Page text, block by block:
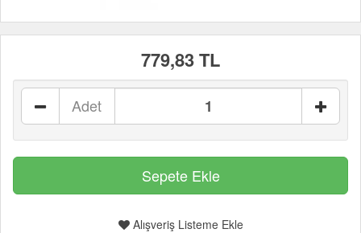
779,83 TL
Adet
Alışveriş Listeme Ekle